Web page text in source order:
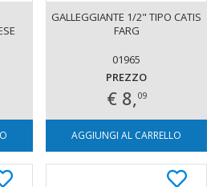
GALLEGGIANTE 1/2" TIPO CATIS
FARG
01965
PREZZO
€ 8,09
AGGIUNGI AL CARRELLO